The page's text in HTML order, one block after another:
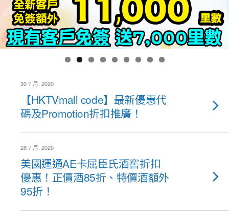
30 7 月, 2020
【HKTVmall code】最新優惠代
碼及Promotion折扣推廣！
28 7 月, 2020
美國運通AE卡屈臣氏酒窖折扣
優惠！正價酒85折、特價酒額外
95折！